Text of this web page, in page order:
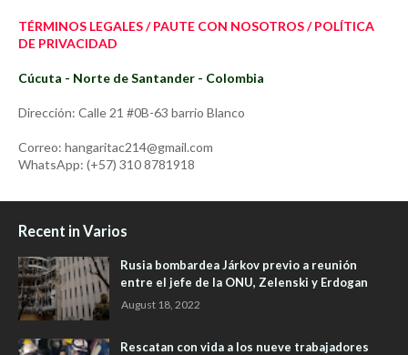
TÉRMINOS LEGALES / PAUTE CON NOSOTROS / POLÍTICA
DE PRIVACIDAD
Cúcuta - Norte de Santander - Colombia
Dirección: Calle 21 #0B-63 barrio Blanco
Correo: hangaritac214@gmail.com
WhatsApp: (+57) 310 8781918
Recent in Varios
Rusia bombardea Járkov previo a reunión
entre el jefe de la ONU, Zelenski y Erdogan
August 18, 2022
Rescatan con vida a los nueve trabajadores